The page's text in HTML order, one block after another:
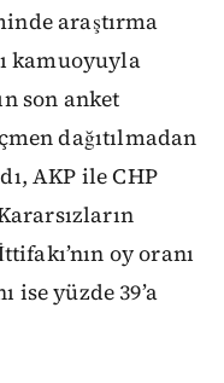
araştırma
kamuoyuyla
son anket
dağıtılmadan
AKP ile CHP
oy oranı
ise yüzde 39’a